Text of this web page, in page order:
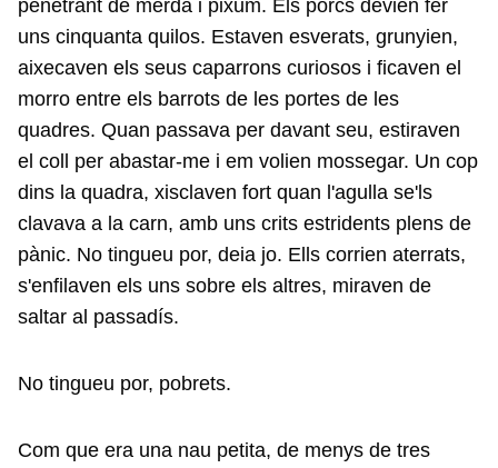
penetrant de merda i pixum. Els porcs devien fer
uns cinquanta quilos. Estaven esverats, grunyien,
aixecaven els seus caparrons curiosos i ficaven el
morro entre els barrots de les portes de les
quadres. Quan passava per davant seu, estiraven
el coll per abastar-me i em volien mossegar. Un cop
dins la quadra, xisclaven fort quan l'agulla se'ls
clavava a la carn, amb uns crits estridents plens de
pànic. No tingueu por, deia jo. Ells corrien aterrats,
s'enfilaven els uns sobre els altres, miraven de
saltar al passadís.
No tingueu por, pobrets.
Com que era una nau petita, de menys de tres